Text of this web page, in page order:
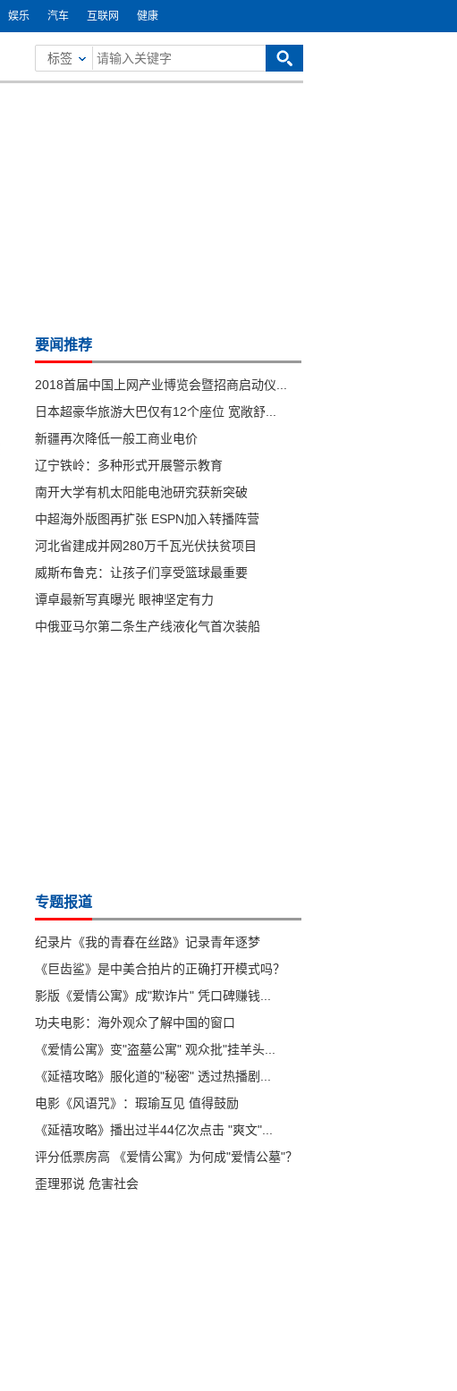
娱乐 汽车 互联网 健康
标签
要闻推荐
2018首届中国上网产业博览会暨招商启动仪...
日本超豪华旅游大巴仅有12个座位 宽敞舒...
新疆再次降低一般工商业电价
辽宁铁岭：多种形式开展警示教育
南开大学有机太阳能电池研究获新突破
中超海外版图再扩张 ESPN加入转播阵营
河北省建成并网280万千瓦光伏扶贫项目
威斯布鲁克：让孩子们享受篮球最重要
谭卓最新写真曝光 眼神坚定有力
中俄亚马尔第二条生产线液化气首次装船
专题报道
纪录片《我的青春在丝路》记录青年逐梦
《巨齿鲨》是中美合拍片的正确打开模式吗？
影版《爱情公寓》成"欺诈片" 凭口碑赚钱...
功夫电影：海外观众了解中国的窗口
《爱情公寓》变"盗墓公寓" 观众批"挂羊头...
《延禧攻略》服化道的"秘密" 透过热播剧...
电影《风语咒》：瑕瑜互见 值得鼓励
《延禧攻略》播出过半44亿次点击 "爽文"...
评分低票房高 《爱情公寓》为何成"爱情公墓"？
歪理邪说 危害社会